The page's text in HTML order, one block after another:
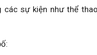
sự kiện như thể